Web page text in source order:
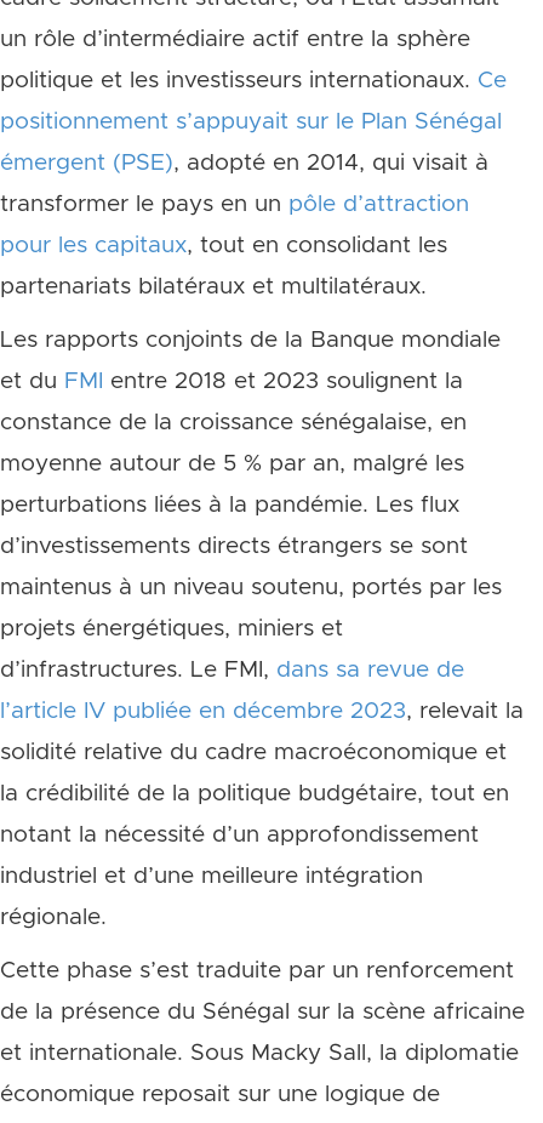
un rôle d’intermédiaire actif entre la sphère
politique et les investisseurs internationaux. Ce
positionnement s’appuyait sur le Plan Sénégal
émergent (PSE), adopté en 2014, qui visait à
transformer le pays en un pôle d’attraction
pour les capitaux, tout en consolidant les
partenariats bilatéraux et multilatéraux.
Les rapports conjoints de la Banque mondiale
et du FMI
entre 2018 et 2023 soulignent la
constance de la croissance sénégalaise, en
moyenne autour de 5 % par an, malgré les
perturbations liées à la pandémie. Les flux
d’investissements directs étrangers se sont
maintenus à un niveau soutenu, portés par les
projets énergétiques, miniers et
d’infrastructures. Le FMI, dans sa revue de
l’article IV publiée en décembre 2023, relevait la
solidité relative du cadre macroéconomique et
la crédibilité de la politique budgétaire, tout en
notant la nécessité d’un approfondissement
industriel et d’une meilleure intégration
régionale.
Cette phase s’est traduite par un renforcement
de la présence du Sénégal sur la scène africaine
et internationale. Sous Macky Sall, la diplomatie
économique reposait sur une logique de